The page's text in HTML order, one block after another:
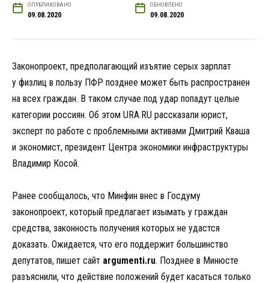
ОПУБЛИКОВАНО
09.08.2020
ОБНОВЛЕНО
09.08.2020
Законопроект, предполагающий изъятие серых зарплат
у физлиц в пользу ПФР позднее может быть распространен
на всех граждан. В таком случае под удар попадут целые
категории россиян. Об этом URA.RU рассказали юрист,
эксперт по работе с проблемными активами Дмитрий Кваша
и экономист, президент Центра экономики инфраструктуры
Владимир Косой.
Ранее сообщалось, что Минфин внес в Госдуму
законопроект, который предлагает изымать у граждан
средства, законность получения которых не удастся
доказать. Ожидается, что его поддержит большинство
депутатов, пишет сайт argumenti.ru. Позднее в Минюсте
разъяснили, что действие положений будет касаться только